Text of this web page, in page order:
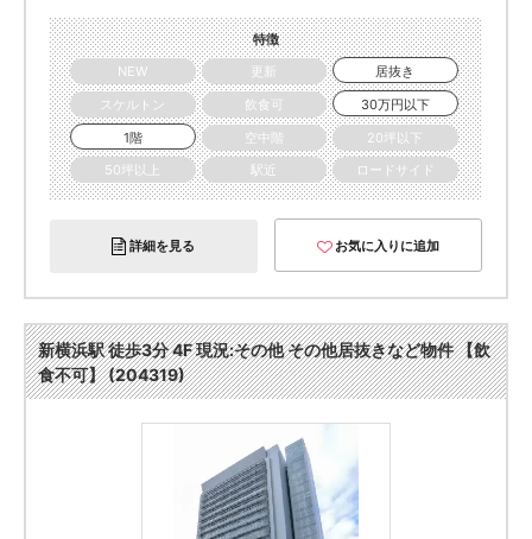
特徴
NEW
更新
居抜き
スケルトン
飲食可
30万円以下
1階
空中階
20坪以下
50坪以上
駅近 ロードサイド
詳細を見る お気に入りに追加
新横浜駅 徒歩3分 4F 現況:その他 その他居抜きなど物件 【飲
食不可】 (204319)